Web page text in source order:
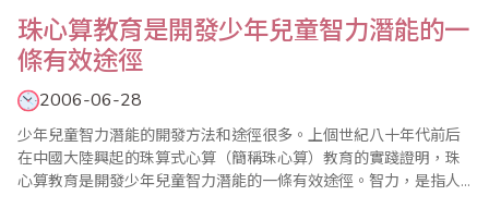
珠心算教育是開發少年兒童智力潛能的一
條有效途徑
2006-06-28
少年兒童智力潛能的開發方法和途徑很多。上個世紀八十年代前后
在中國大陸興起的珠算式心算（簡稱珠心算）教育的實踐證明，珠
心算教育是開發少年兒童智力潛能的一條有效途徑。智力，是指人